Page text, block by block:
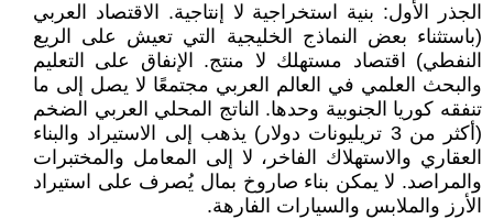
الجذر الأول: بنية استخراجية لا إنتاجية. الاقتصاد العربي
(باستثناء بعض النماذج الخليجية التي تعيش على الريع
النفطي) اقتصاد مستهلك لا منتج. الإنفاق على التعليم
والبحث العلمي في العالم العربي مجتمعًا لا يصل إلى ما
تنفقه كوريا الجنوبية وحدها. الناتج المحلي العربي الضخم
(أكثر من 3 تريليونات دولار) يذهب إلى الاستيراد والبناء
العقاري والاستهلاك الفاخر، لا إلى المعامل والمختبرات
والمراصد. لا يمكن بناء صاروخ بمال يُصرف على استيراد
الأرز والملابس والسيارات الفارهة.